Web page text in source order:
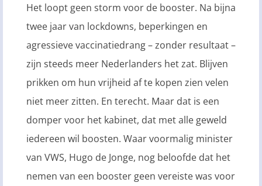
Het loopt geen storm voor de booster. Na bijna
twee jaar van lockdowns, beperkingen en
agressieve vaccinatiedrang – zonder resultaat –
zijn steeds meer Nederlanders het zat. Blijven
prikken om hun vrijheid af te kopen zien velen
niet meer zitten. En terecht. Maar dat is een
domper voor het kabinet, dat met alle geweld
iedereen wil boosten. Waar voormalig minister
van VWS, Hugo de Jonge, nog beloofde dat het
nemen van een booster geen vereiste was voor